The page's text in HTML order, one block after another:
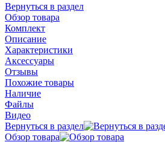
Вернуться в раздел
Обзор товара
Комплект
Описание
Характеристики
Аксессуары
Отзывы
Похожие товары
Наличие
Файлы
Видео
Вернуться в раздел
Обзор товара